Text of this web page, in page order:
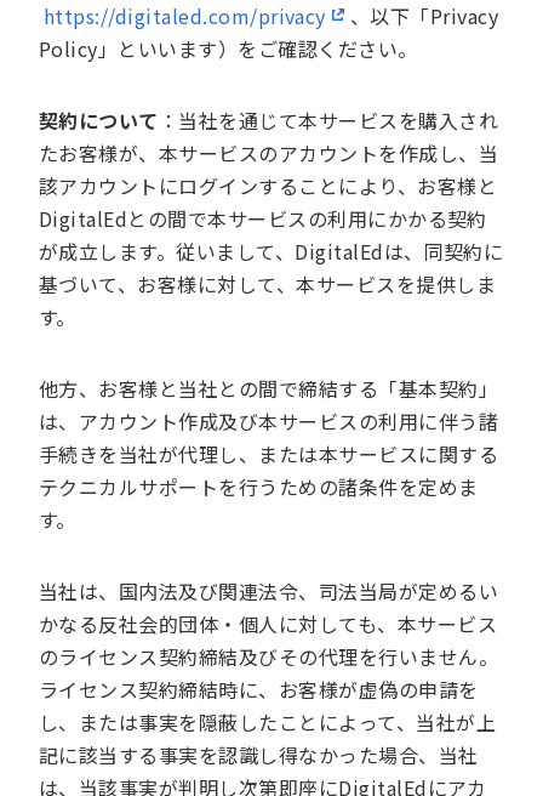
https://digitaled.com/privacy
、以下「Privacy
Policy」といいます）をご確認ください。
契約について ：当社を通じて本サービスを購入され
たお客様が、本サービスのアカウントを作成し、当
該アカウントにログインすることにより、お客様と
DigitalEdとの間で本サービスの利用にかかる契約
が成立します。従いまして、DigitalEdは、同契約に
基づいて、お客様に対して、本サービスを提供しま
す。
他方、お客様と当社との間で締結する「基本契約」
は、アカウント作成及び本サービスの利用に伴う諸
手続きを当社が代理し、または本サービスに関する
テクニカルサポートを行うための諸条件を定めま
す。
当社は、国内法及び関連法令、司法当局が定めるい
かなる反社会的団体・個人に対しても、本サービス
のライセンス契約締結及びその代理を行いません。
ライセンス契約締結時に、お客様が虚偽の申請を
し、または事実を隠蔽したことによって、当社が上
記に該当する事実を認識し得なかった場合、当社
は、当該事実が判明し次第即座にDigitalEdにアカ